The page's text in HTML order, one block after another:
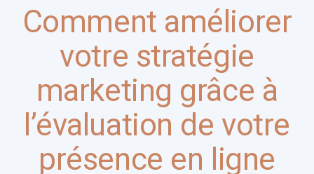
Comment améliorer
votre stratégie
marketing grâce à
l’évaluation de votre
présence en ligne